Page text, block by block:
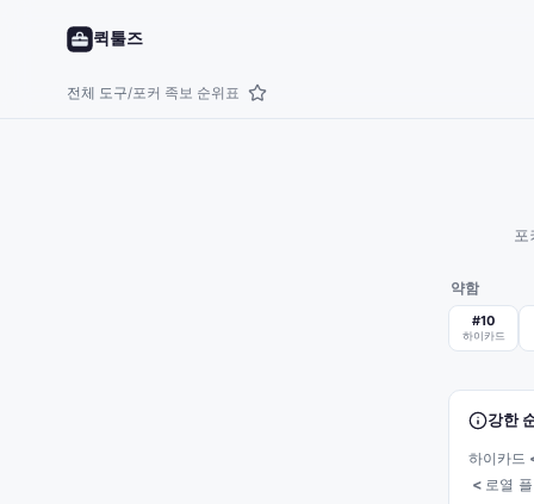
퀵툴즈
전체 도구/포커 족보 순위표
약함
#10
하이카드
강한
하이카드
< 로열